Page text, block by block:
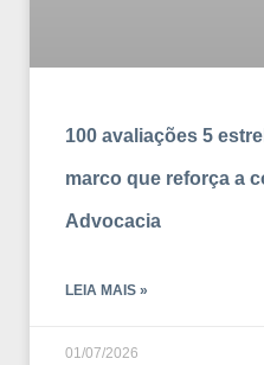
100 avaliações 5
marco que reforça a
Advocacia
LEIA MAIS »
01/07/2026